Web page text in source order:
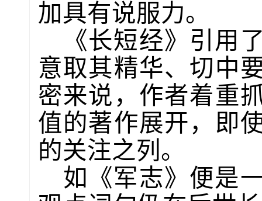
加具有说服力。
《长短经》引用
意取其精华、切中
密来说，作者着重
值的著作展开，即
的关注之列。
如《军志》便是